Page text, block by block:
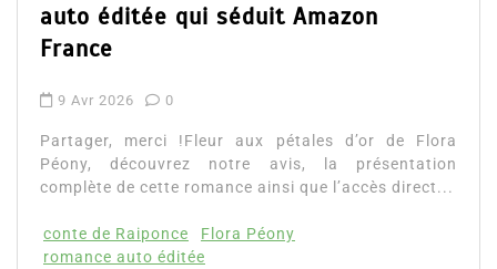
auto éditée qui séduit Amazon
France
9 Avr 2026 0
Partager, merci !Fleur aux pétales d’or de Flora
Péony, découvrez notre avis, la présentation
complète de cette romance ainsi que l’accès direct...
conte de Raiponce
Flora Péony
romance auto éditée